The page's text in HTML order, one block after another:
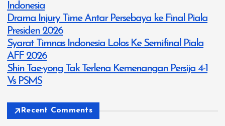
Indonesia
Drama Injury Time Antar Persebaya ke Final Piala
Presiden 2026
Syarat Timnas Indonesia Lolos Ke Semifinal Piala
AFF 2026
Shin Tae-yong Tak Terlena Kemenangan Persija 4-1
Vs PSMS
Recent Comments